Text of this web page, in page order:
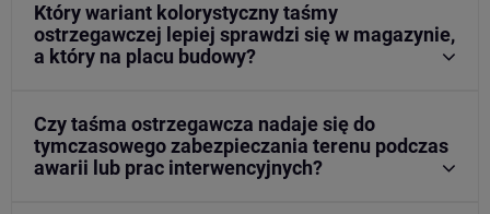
Który wariant kolorystyczny taśmy
ostrzegawczej lepiej sprawdzi się w magazynie,
a który na placu budowy?
Czy taśma ostrzegawcza nadaje się do
tymczasowego zabezpieczania terenu podczas
awarii lub prac interwencyjnych?